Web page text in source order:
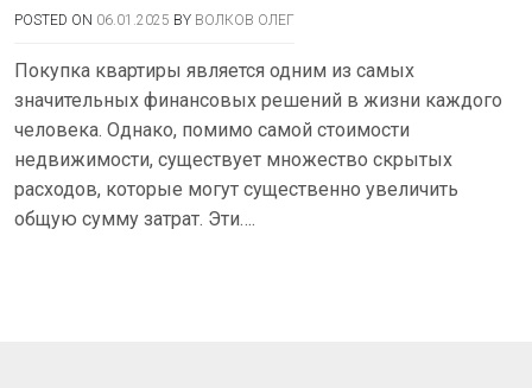
POSTED ON 06.01.2025 BY ВОЛКОВ ОЛЕГ
Покупка квартиры является одним из самых
значительных финансовых решений в жизни каждого
человека. Однако, помимо самой стоимости
недвижимости, существует множество скрытых
расходов, которые могут существенно увеличить
общую сумму затрат. Эти….